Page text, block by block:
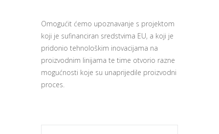
Omogućit ćemo upoznavanje s projektom
koji je sufinanciran sredstvima EU, a koji je
pridonio tehnološkim inovacijama na
proizvodnim linijama te time otvorio razne
mogućnosti koje su unaprijedile proizvodni
proces.